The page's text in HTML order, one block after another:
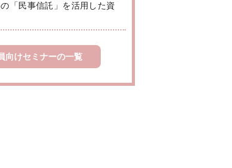
「民事信託」を活用した資
向けセミナーの一覧